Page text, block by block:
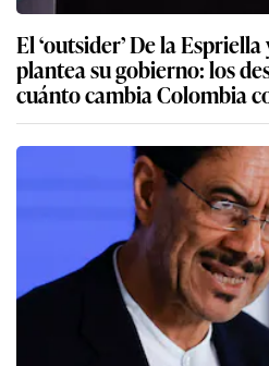
El ‘outsider’ De la
plantea su gobierno: los
cuánto cambia Colombia